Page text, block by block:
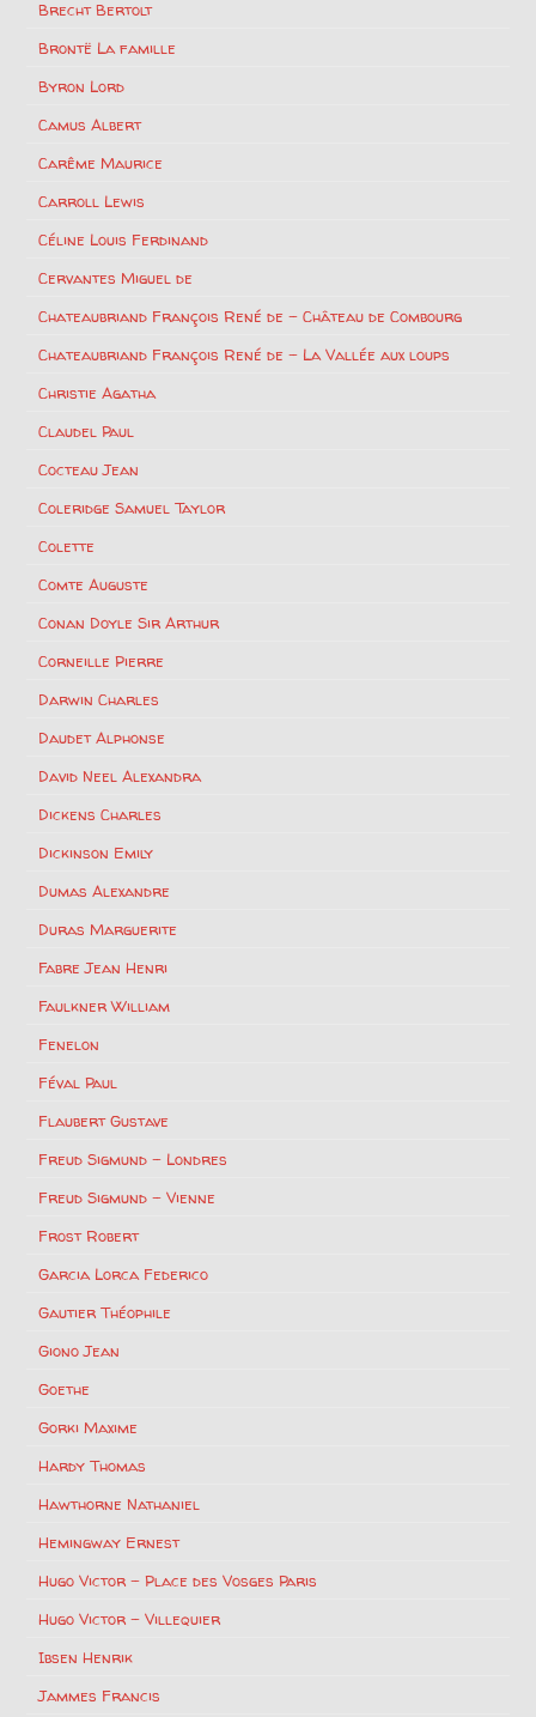
Brecht Bertolt
Brontë La famille
Byron Lord
Camus Albert
Carême Maurice
Carroll Lewis
Céline Louis Ferdinand
Cervantes Miguel de
Chateaubriand François René de – Château de Combourg
Chateaubriand François René de – La Vallée aux loups
Christie Agatha
Claudel Paul
Cocteau Jean
Coleridge Samuel Taylor
Colette
Comte Auguste
Conan Doyle Sir Arthur
Corneille Pierre
Darwin Charles
Daudet Alphonse
David Neel Alexandra
Dickens Charles
Dickinson Emily
Dumas Alexandre
Duras Marguerite
Fabre Jean Henri
Faulkner William
Fenelon
Féval Paul
Flaubert Gustave
Freud Sigmund – Londres
Freud Sigmund – Vienne
Frost Robert
Garcia Lorca Federico
Gautier Théophile
Giono Jean
Goethe
Gorki Maxime
Hardy Thomas
Hawthorne Nathaniel
Hemingway Ernest
Hugo Victor – Place des Vosges Paris
Hugo Victor – Villequier
Ibsen Henrik
Jammes Francis